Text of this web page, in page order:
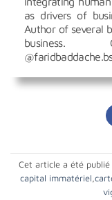
as drivers of
Author of several
business.
Cet article a été publié
capital immatériel,